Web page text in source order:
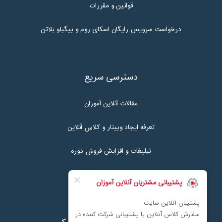
قوانین و مقررات
درخواست سرویس رایگان اسکای روم و بیگبلو بلاتن
دسترسی سریع
مقالات آنلاین آموزان
تعرفه ایجاد وبینار و کلاس آنلاین
تبلیغات و افزایش فروش دوره